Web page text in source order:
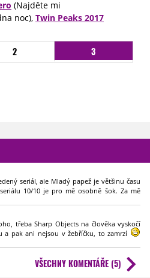
(Najděte mi
noc), Twin Peaks 2017
2 3
seriál, ale Mladý papež je většinu času
10/10 je pro mě osobně šok. Za mě
třeba Sharp Objects na člověka vyskočí
a pak ani nejsou v žebříčku, to zamrzí
přímo nabízí Rédl a hlavně Zrádci, kteří jsou
VŠECHNY KOMENTÁŘE (5)